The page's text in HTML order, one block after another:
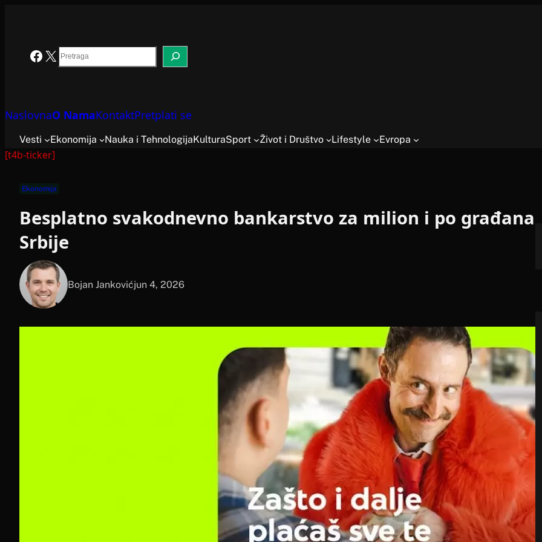
Facebook
X Search
NaslovnaO NamaKontaktPretplati se
Vesti Ekonomija Nauka i TehnologijaKulturaSport Život i Društvo Lifestyle Evropa
[t4b-ticker]
Ekonomija
Besplatno svakodnevno bankarstvo za milion i po građana
Srbije
Bojan Jankovićjun 4, 2026